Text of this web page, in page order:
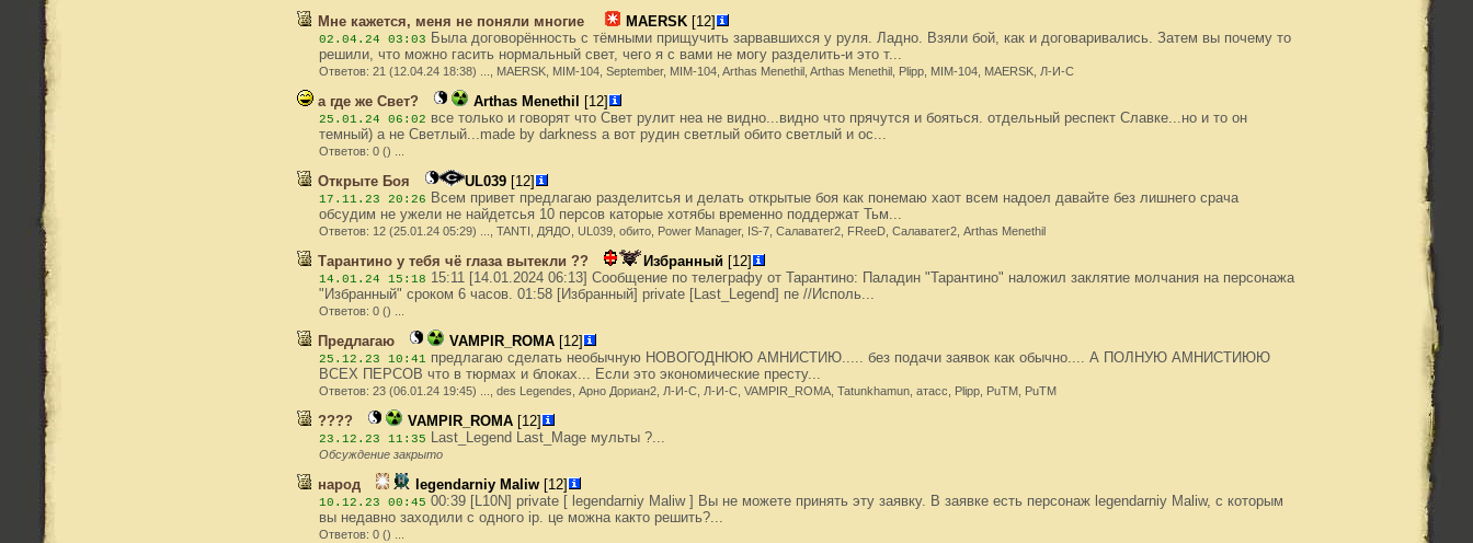
Мне кажется, меня не поняли многие MAERSK[12]
02.04.24 03:03 Была договорённость с тёмными прищучить зарвавшихся у руля. Ладно. Взяли бой, как и договаривались. Затем вы почему то
решили, что можно гасить нормальный свет, чего я с вами не могу разделить-и это т...
Ответов: 21 (12.04.24 18:38) ..., MAERSK, MIM-104, September, MIM-104, Arthas Menethil, Arthas Menethil, Plipp, MIM-104, MAERSK, Л-И-С
а где же Свет? Arthas Menethil [12]
25.01.24 06:02 все только и говорят что Свет рулит неа не видно...видно что прячутся и бояться. отдельный респект Славке...но и то он
темный) а не Светлый...made by darkness а вот рудин светлый обито светлый и ос...
Ответов: 0 () ...
Открыте Боя UL039[12]
17.11.23 20:26 Всем привет предлагаю разделитсья и делать открытые боя как понемаю хаот всем надоел давайте без лишнего срача
обсудим не ужели не найдетсья 10 персов каторые хотябы временно поддержат Тьм...
Ответов: 12 (25.01.24 05:29) ..., TANTI, ДЯДО, UL039, обито, Power Manager, IS-7, Салаватег2, FReeD, Салаватег2, Arthas Menethil
Тарантино у тебя чё глаза вытекли ?? Избранный [12]
14.01.24 15:18 15:11 [14.01.2024 06:13] Сообщение по телеграфу от Тарантино: Паладин "Тарантино" наложил заклятие молчания на персонажа
"Избранный" сроком 6 часов. 01:58 [Избранный] private [Last_Legend] пе //Исполь...
Ответов: 0 () ...
Предлагаю VAMPIR_ROMA[12]
25.12.23 10:41 предлагаю сделать необычную НОВОГОДНЮЮ АМНИСТИЮ..... без подачи заявок как обычно.... А ПОЛНУЮ АМНИСТИЮЮ
ВСЕХ ПЕРСОВ что в тюрмах и блоках... Если это экономические престу...
Ответов: 23 (06.01.24 19:45) ..., des Legendes, Арно Дориан2, Л-И-С, Л-И-С, VAMPIR_ROMA, Tatunkhamun, атасс, Plipp, PuTM, PuTM
???? VAMPIR_ROMA[12]
23.12.23 11:35 Last_Legend Last_Mage мульты ?...
Обсуждение закрыто
народ legendarniy Maliw[12]
10.12.23 00:45 00:39 [L10N] private [ legendarniy Maliw ] Вы не можете принять эту заявку. В заявке есть персонаж legendarniy Maliw, с которым
вы недавно заходили с одного ip. це можна както решить?...
Ответов: 0 () ...